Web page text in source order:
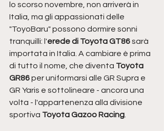
lo scorso novembre, non arriverà in
Italia, ma gli appassionati delle
"ToyoBaru" possono dormire sonni
tranquilli: l'erede di Toyota GT86 sarà
importata in Italia. A cambiare è prima
di tutto il nome, che diventa Toyota
GR86 per uniformarsi alle GR Supra e
GR Yaris e sottolineare - ancora una
volta - l'appartenenza alla divisione
sportiva Toyota Gazoo Racing